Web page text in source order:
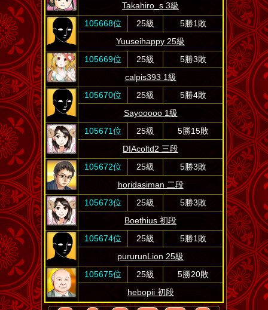
Takahiro_s 3級
105668位
25級
5勝1敗
Yuuseihappy 25級
105669位
25級
5勝3敗
calpis393 1級
105670位
25級
5勝4敗
Sayooooo 1級
105671位
25級
5勝15敗
DIAcoltd2 三段
105672位
25級
5勝3敗
horidasiman 二段
105673位
25級
5勝3敗
Boethius 初段
105674位
25級
5勝1敗
pururunLion 25級
105675位
25級
5勝20敗
hebopii 初段